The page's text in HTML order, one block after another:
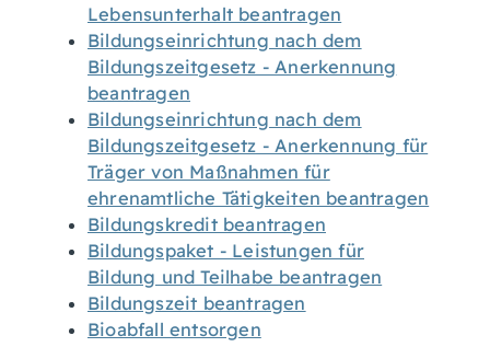
Lebensunterhalt beantragen
Bildungseinrichtung nach dem
Bildungszeitgesetz - Anerkennung
beantragen
Bildungseinrichtung nach dem
Bildungszeitgesetz - Anerkennung für
Träger von Maßnahmen für
ehrenamtliche Tätigkeiten beantragen
Bildungskredit beantragen
Bildungspaket - Leistungen für
Bildung und Teilhabe beantragen
Bildungszeit beantragen
Bioabfall entsorgen